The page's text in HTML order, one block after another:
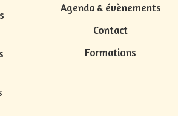
Agenda & évènements
Contact
Formations